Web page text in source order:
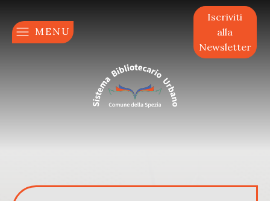
MENU
Iscriviti
alla
Newsletter